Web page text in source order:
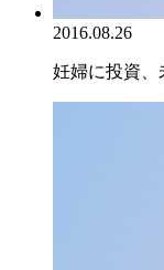
2016.08.26
妊婦に投資